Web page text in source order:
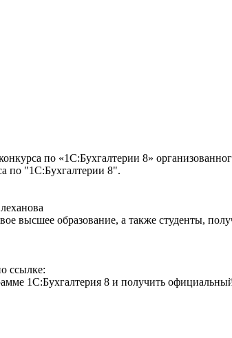
по «1С:Бухгалтерии 8»
по "1С:Бухгалтерии 8".
высшее образование, а также студенты,
ссылке:
1С:Бухгалтерия 8 и получить